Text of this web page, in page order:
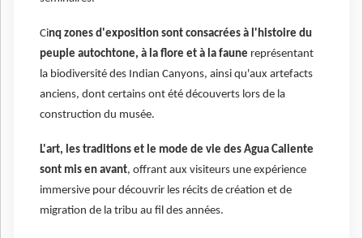
Cinq zones d'exposition sont consacrées à l'histoire du
peuple autochtone, à la flore et à la faune représentant
la biodiversité des Indian Canyons, ainsi qu'aux artefacts
anciens, dont certains ont été découverts lors de la
construction du musée.
L'art, les traditions et le mode de vie des Agua Caliente
sont mis en avant, offrant aux visiteurs une expérience
immersive pour découvrir les récits de création et de
migration de la tribu au fil des années.